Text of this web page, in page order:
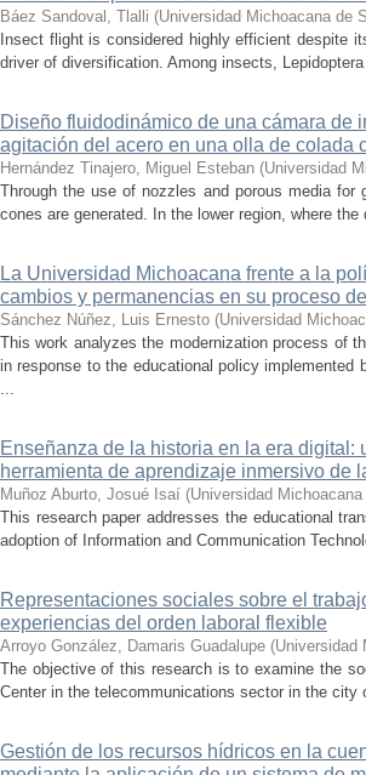
Báez Sandoval, Tlalli (Universidad Michoacana de
Insect flight is considered highly efficient despite
driver of diversification. Among insects,
Diseño fluidodinámico de una cámara de
agitación del acero en una olla de colada
Hernández Tinajero, Miguel Esteban (Universidad
Through the use of nozzles and porous media
cones are generated. In the lower region, where
La Universidad Michoacana frente a la
cambios y permanencias en su proceso
Sánchez Núñez, Luis Ernesto (Universidad
This work analyzes the modernization process of
in response to the educational policy
...
Enseñanza de la historia en la era
herramienta de aprendizaje inmersivo de
Muñoz Aburto, Josué Isaí (Universidad
This research paper addresses the educational
adoption of Information and Communication
Representaciones sociales sobre el
experiencias del orden laboral flexible
Arroyo González, Damaris Guadalupe (Universidad
The objective of this research is to examine the
Center in the telecommunications sector in the
Gestión de los recursos hídricos en la